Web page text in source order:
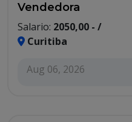
Vendedora
Salario: 2050,00 - /
Curitiba
Aug 06, 2026